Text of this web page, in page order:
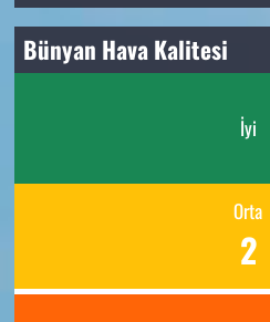
Bünyan Hava Kalitesi
İyi
Orta
2